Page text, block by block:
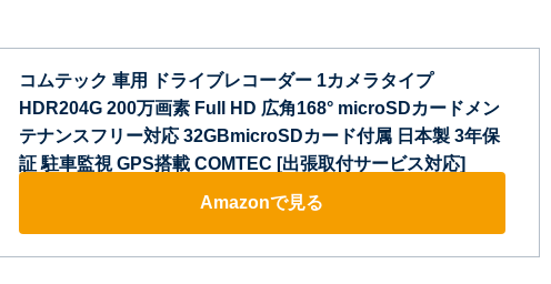
コムテック 車用 ドライブレコーダー 1カメラタイプ
HDR204G 200万画素 Full HD 広角168° microSDカードメン
テナンスフリー対応 32GBmicroSDカード付属 日本製 3年保
証 駐車監視 GPS搭載 COMTEC [出張取付サービス対応]
Amazonで見る